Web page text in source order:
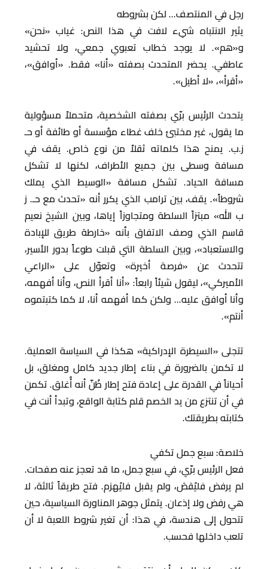
رجل في المنتصف… لكن بشروطه
يثير الانتباه شيء لافت في هذا النص: غياب «نحن»
و«هم». لا يوجد خطاب تعبوي جمعي، ولا تحشيد
عاطفي. يحضر المتحدث بصفته «أنا» فقط. «أوافق»،
«أقرأ»، «لا أطيل».
يتحدث الرئيس برّي بصفته الشخصية، متحملاً مسؤولية
ما يقول، غير مختبئ خلف غطاء مؤسسة أو طائفة أو حـ
ز.ب. يمنح هذا كلماته ثقلاً من نوع خاص. يقف في
مسافة وسطى بين جميع الأطراف، لكنها لا تشكل
مسافة الحياد. تشكل مسافة «الوسيط الذي يملك
شروطاً». يقف، بين ترامب الذي يكرر أنه «تحدث مع حـ. ز
ب الله» مبتزاً السلطة ومتجاوزاً إياها، وبين الشيخ نعيم
قاسم الذي وصف الاتفاق بأنه «خارطة طريق للإبادة
والاستعباد»، وبين السلطة التي قبلت طوعاً بدور الأسير،
تتحدث عن «فرصة أخيرة» وتعوّل على «الراعي
الأميركي»، ليقول شيئاً رابعاً: «أنا أقرأ النص، وأنا أفهمه،
وأنا أوافق عليه… ولكن كما أفهمه أنا، لا كما كتبتموه
أنتم».
تتجلى «السيطرة الإدراكية» هكذا في السياسة العملية.
لا تكمن بالضرورة في بناء إطار جديد كامل ومغلق، بل
أحياناً في القدرة على إعادة فتح إطار ظُنّ أنه أُغلق. تكمن
في أن تنتزع من يد الخصم قلم كتابة الواقع، وتبدأ أنت في
كتابته بطريقتك.
خلاصة: سبع جمل تكفي
فعل الرئيس برّي، في سبع جمل، ما قد تعجز عنه صفحات.
لم يرفض فليُقصَ، ولم يقبل فليُهزم. فتح طريقاً ثالثة، لا
هي رفض ولا إذعان. يتمثل جوهر المناورة السياسية، حين
تتحول إلى هندسة، في هذا: أن تغير شروط اللعبة لا أن
تلعب داخلها فحسب.